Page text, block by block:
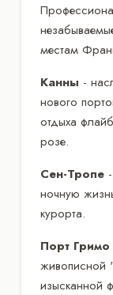
местам
Канны -
нового
отдыха
розе.
Сен-Тропе
ночную
курорта.
Порт Гримо
живописной
изысканной